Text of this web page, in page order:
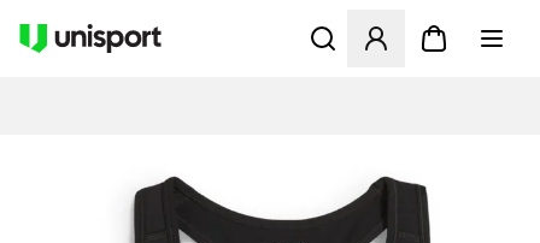
Åbner en Modal til at